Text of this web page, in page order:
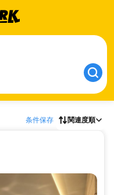
条件保存 関連度順